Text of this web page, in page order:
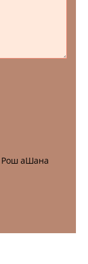
Рош аШана